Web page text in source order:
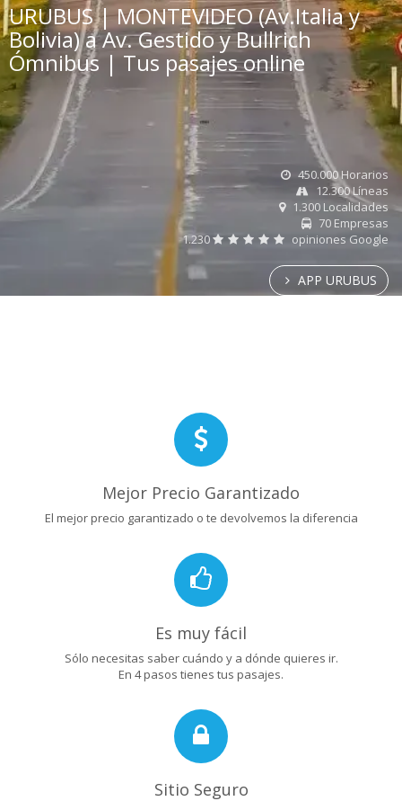
URUBUS | MONTEVIDEO (Av.Italia y
Bolivia) a Av. Gestido y Bullrich
Ómnibus | Tus pasajes online
450.000 Horarios
12.300 Líneas
1.300 Localidades
70 Empresas
1.230
opiniones Google
APP URUBUS
Mejor Precio Garantizado
El mejor precio garantizado o te devolvemos la diferencia
Es muy fácil
Sólo necesitas saber cuándo y a dónde quieres ir.
En 4 pasos tienes tus pasajes.
Sitio Seguro